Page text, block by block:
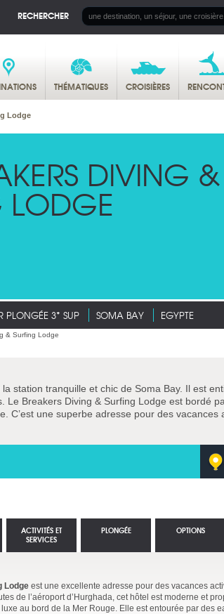
RECHERCHER
THÉMATIQUES CROISIÈRES
Lodge
DIVING &
LODGE
PLONGÉE 3* SUP SOMA BAY EGYPTE
station tranquille et chic de Soma Bay. Il est
Le Breakers Diving & Surfing Lodge est bordé
C’est une superbe adresse pour des vacances
Lodge est une excellente adresse pour des vacances
de l’aéroport d’Hurghada, cet hôtel est moderne et
au bord de la Mer Rouge. Elle est entourée par des
ACTIVITÉS ET
SERVICES
PLONGÉE OPTIONS